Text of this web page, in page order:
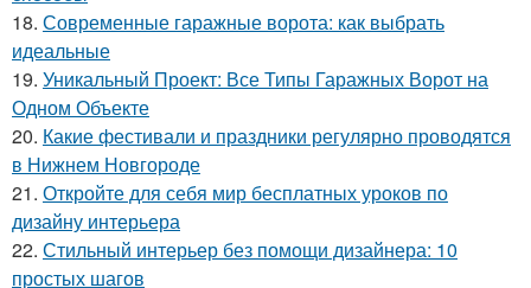
18. Современные гаражные ворота: как выбрать
идеальные
19. Уникальный Проект: Все Типы Гаражных Ворот на
Одном Объекте
20. Какие фестивали и праздники регулярно проводятся
в Нижнем Новгороде
21. Откройте для себя мир бесплатных уроков по
дизайну интерьера
22. Стильный интерьер без помощи дизайнера: 10
простых шагов